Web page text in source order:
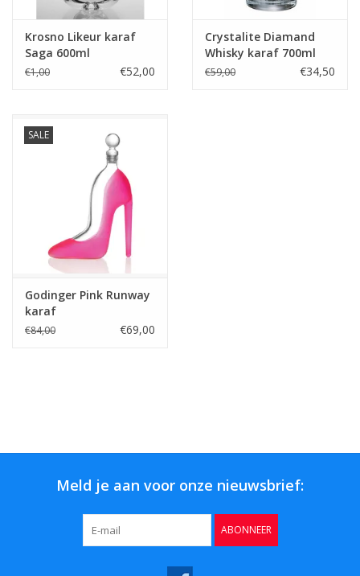
Krosno Likeur karaf
Saga 600ml
€1,00 €52,00
Crystalite Diamand
Whisky karaf 700ml
€59,00 €34,50
SALE
Godinger Pink Runway
karaf
€84,00 €69,00
Meld je aan voor onze nieuwsbrief:
ABONNEER